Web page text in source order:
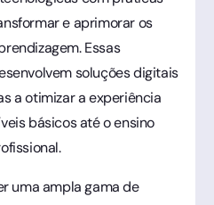
e aprimorar os
Essas
soluções digitais
a otimizar a experiência
básicos até o ensino
uma ampla gama de